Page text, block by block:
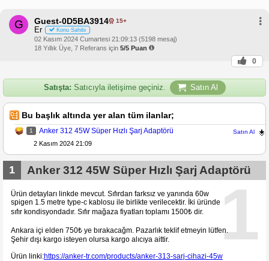
G Guest-0D5BA3914 15+
Er Konu Sahibi
02 Kasım 2024 Cumartesi 21:09:13 (5198 mesaj)
18 Yıllık Üye, 7 Referans için 5/5 Puan
0
Satışta: Satıcıyla iletişime geçiniz. Satın Al
Bu başlık altında yer alan tüm ilanlar;
1 Anker 312 45W Süper Hızlı Şarj Adaptörü Satın Al
2 Kasım 2024 21:09
1
1 Anker 312 45W Süper Hızlı Şarj Adaptörü
Ürün detayları linkde mevcut. Sıfırdan farksız ve yanında 60w
spigen 1.5 metre type-c kablosu ile birlikte verilecektir. İki üründe
sıfır kondisyondadır. Sıfır mağaza fiyatları toplamı 1500₺ dir.
Ankara içi elden 750₺ ye bırakacağm. Pazarlık teklif etmeyin lütfen.
Şehir dışı kargo isteyen olursa kargo alıcıya aittir.
Ürün linki:https://anker-tr.com/products/anker-313-sarj-cihazi-45w